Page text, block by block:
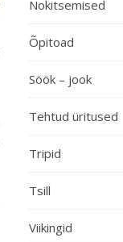
Nokitsemised
Õpitoad
Söök – jook
Tehtud üritused
Tripid
Tsill
Viikingid